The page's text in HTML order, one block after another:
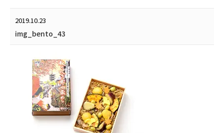
2019.10.23
img_bento_43